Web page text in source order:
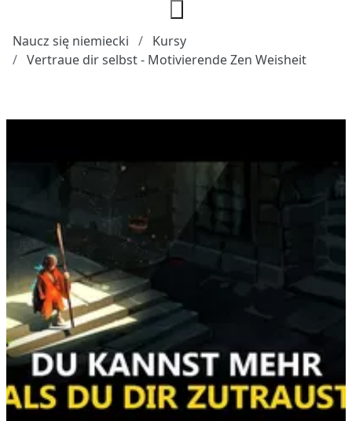
Naucz się niemiecki
Kursy
Vertraue dir selbst - Motivierende Zen Weisheit